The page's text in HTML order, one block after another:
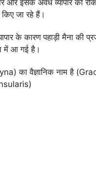
और इसके अवैध व्यापार को
किए जा रहे हैं।
के कारण पहाड़ी मैना की
में आ गई है।
का वैज्ञानिक नाम है